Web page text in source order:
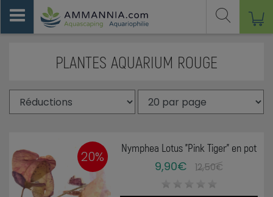
PLANTES AQUARIUM ROUGE
20%
Nymphea Lotus "Pink Tiger" en pot
9,90€ 12,50€